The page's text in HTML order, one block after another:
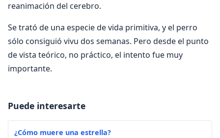
reanimación del cerebro.
Se trató de una especie de vida primitiva, y el perro
sólo consiguió vivu dos semanas. Pero desde el punto
de vista teórico, no práctico, el intento fue muy
importante.
Puede interesarte
¿Cómo muere una estrella?